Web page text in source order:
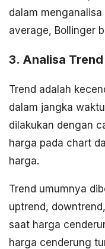
dalam
average, Bollinger
3. Analisa Trend
Trend adalah
dalam jangka
dilakukan dengan
harga pada chart
harga.
Trend umumnya
uptrend,
saat harga
harga cenderung